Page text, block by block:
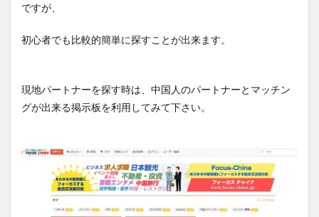
ですが、
初心者でも比較的簡単に探すことが出来ます。
現地パートナーを探す時は、中国人のパートナーとマッチン
グが出来る掲示板を利用してみて下さい。